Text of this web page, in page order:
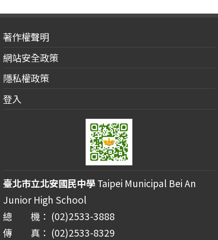
著作權聲明
網站安全政策
隱私權政策
登入
臺北市立北安國民中學Taipei Municipal Bei An
Junior High School
總 機： (02)2533-3888
傳 真： (02)2533-8329